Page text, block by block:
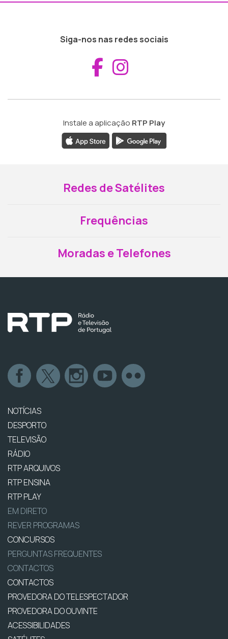
Siga-nos nas redes sociais
Aceder ao
Instale a aplicação RTP Play
Redes de Satélites
Frequências
Moradas e Telefones
NOTÍCIAS
DESPORTO
TELEVISÃO
RÁDIO
RTP ARQUIVOS
RTP ENSINA
RTP PLAY
EM DIRETO
REVER PROGRAMAS
CONCURSOS
PERGUNTAS FREQUENTES
CONTACTOS
CONTACTOS
PROVEDORA DO TELESPECTADOR
PROVEDORA DO OUVINTE
ACESSIBILIDADES